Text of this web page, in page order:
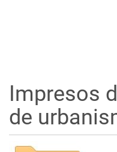
Impresos
de